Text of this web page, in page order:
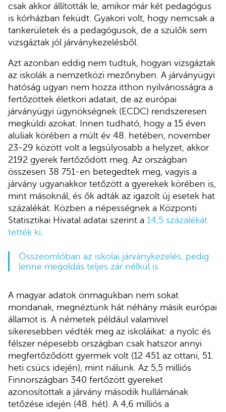
csak akkor állították le, amikor már két pedagógus
is kórházban feküdt. Gyakori volt, hogy nemcsak a
tankerületek és a pedagógusok, de a szülők sem
vizsgáztak jól járványkezelésből.
Azt azonban eddig nem tudtuk, hogyan vizsgáztak
az iskolák a nemzetközi mezőnyben. A járványügyi
hatóság ugyan nem hozza itthon nyilvánosságra a
fertőzöttek életkori adatait, de az európai
járványügyi ügynökségnek (ECDC) rendszeresen
megküldi azokat. Innen tudható, hogy a 15 éven
aluliak körében a múlt év 48. hetében, november
23-29 között volt a legsúlyosabb a helyzet, akkor
2192 gyerek fertőződött meg. Az országban
összesen 38 751-en betegedtek meg, vagyis a
járvány ugyanakkor tetőzött a gyerekek körében is,
mint másoknál, és ők adták az igazolt új esetek hat
százalékát. Közben a népességnek a Központi
Statisztikai Hivatal adatai szerint a 14,5 százalékát
tették ki.
Összeomlóban az iskolai járványkezelés, pedig
lenne megoldás teljes zár nélkül is
A magyar adatok önmagukban nem sokat
mondanak, megnéztünk hát néhány másik európai
államot is. A németek például valamivel
sikeresebben védték meg az iskoláikat: a nyolc és
félszer népesebb országban csak hatszor annyi
megfertőződött gyermek volt (12 451 az ottani, 51.
heti csúcs idején), mint nálunk. Az 5,5 milliós
Finnországban 340 fertőzött gyereket
azonosítottak a járvány második hullámának
tetőzése idején (48. hét). A 4,6 milliós a